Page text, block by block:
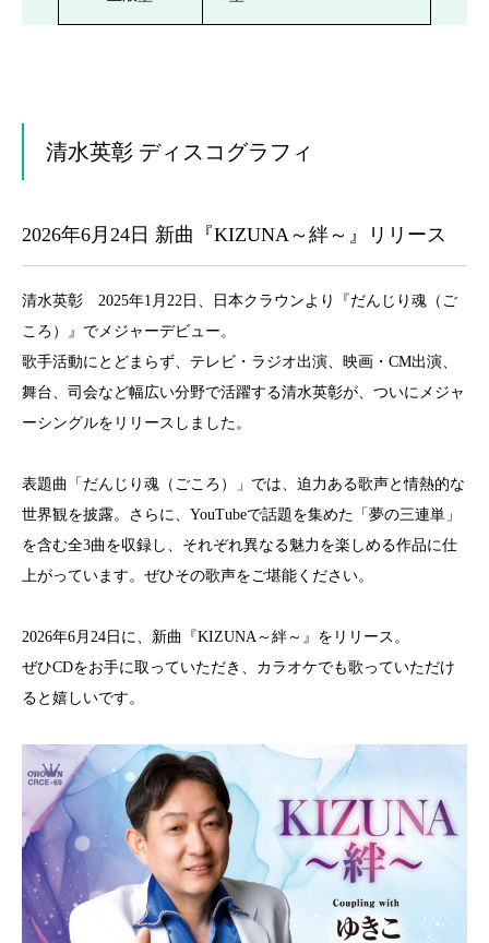
清水英彰 ディスコグラフィ
2026年6月24日 新曲『KIZUNA～絆～』リリース
清水英彰 2025年1月22日、日本クラウンより『だんじり魂（ご
ころ）』でメジャーデビュー。
歌手活動にとどまらず、テレビ・ラジオ出演、映画・CM出演、
舞台、司会など幅広い分野で活躍する清水英彰が、ついにメジャ
ーシングルをリリースしました。
表題曲「だんじり魂（ごころ）」では、迫力ある歌声と情熱的な
世界観を披露。さらに、YouTubeで話題を集めた「夢の三連単」
を含む全3曲を収録し、それぞれ異なる魅力を楽しめる作品に仕
上がっています。ぜひその歌声をご堪能ください。
2026年6月24日に、新曲『KIZUNA～絆～』をリリース。
ぜひCDをお手に取っていただき、カラオケでも歌っていただけ
ると嬉しいです。